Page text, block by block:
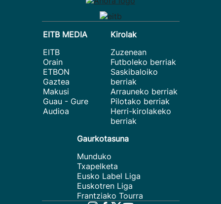
EITB MEDIA
EITB
Orain
ETBON
Gaztea
Makusi
Guau - Gure
Audioa
Kirolak
Zuzenean
Futboleko berriak
Saskibaloiko
berriak
Arrauneko berriak
Pilotako berriak
Herri-kirolakeko
berriak
Gaurkotasuna
Munduko
Txapelketa
Eusko Label Liga
Euskotren Liga
Frantziako Tourra